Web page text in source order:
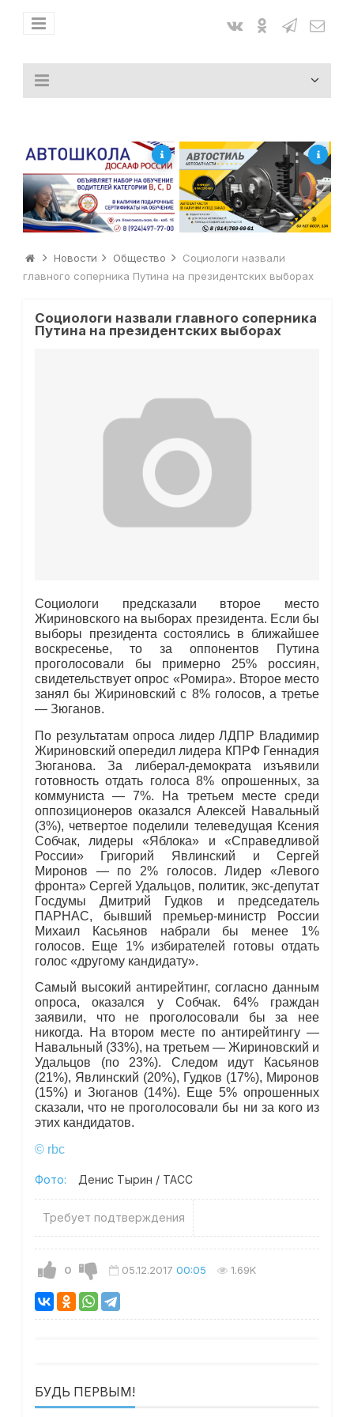
Новости Общество
Социологи назвали
главного соперника Путина на президентских выборах
Социологи назвали главного соперника
Путина на президентских выборах
Социологи предсказали второе место
Жириновского на выборах президента. Если бы
выборы президента состоялись в ближайшее
воскресенье, то за оппонентов Путина
проголосовали бы примерно 25% россиян,
свидетельствует опрос «Ромира». Второе место
занял бы Жириновский с 8% голосов, а третье
— Зюганов.
По результатам опроса лидер ЛДПР Владимир
Жириновский опередил лидера КПРФ Геннадия
Зюганова. За либерал-демократа изъявили
готовность отдать голоса 8% опрошенных, за
коммуниста — 7%. На третьем месте среди
оппозиционеров оказался Алексей Навальный
(3%), четвертое поделили телеведущая Ксения
Собчак, лидеры «Яблока» и «Справедливой
России» Григорий Явлинский и Сергей
Миронов — по 2% голосов. Лидер «Левого
фронта» Сергей Удальцов, политик, экс-депутат
Госдумы Дмитрий Гудков и председатель
ПАРНАС, бывший премьер-министр России
Михаил Касьянов набрали бы менее 1%
голосов. Еще 1% избирателей готовы отдать
голос «другому кандидату».
Самый высокий антирейтинг, согласно данным
опроса, оказался у Собчак. 64% граждан
заявили, что не проголосовали бы за нее
никогда. На втором месте по антирейтингу —
Навальный (33%), на третьем — Жириновский и
Удальцов (по 23%). Следом идут Касьянов
(21%), Явлинский (20%), Гудков (17%), Миронов
(15%) и Зюганов (14%). Еще 5% опрошенных
сказали, что не проголосовали бы ни за кого из
этих кандидатов.
© rbc
Фото: Денис Тырин / ТАСС
Требует подтверждения
0 05.12.2017 00:05 1.69K
БУДЬ ПЕРВЫМ!